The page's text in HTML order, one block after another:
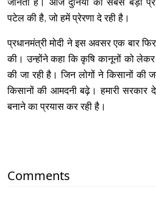
जानता है। आज दुनिया की सबसे बड़ी
पटेल की है, जो हमें प्रेरणा दे रही है।
प्रधानमंत्री मोदी ने इस अवसर एक बार
की। उन्होंने कहा कि कृषि कानूनों को
की जा रही है। जिन लोगों ने किसानों की
किसानों की आमदनी बढ़े। हमारी सरकार
बनाने का प्रयास कर रही है।
Comments